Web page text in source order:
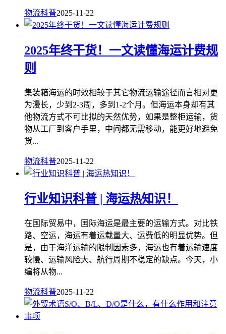
物流科普2025-11-22
2025年终干货！一文读懂海运计费规
则
集装箱海运的时效相较于其它物流运输途径而言相对更
为漫长，少到2-3周，多到1-2个月。但海运本身却有其
他物流方式不可比拟的天然优势，如果是整柜运输，货
物从工厂到客户手里，中间都无需移动，能更好地避免
货...
物流科普2025-11-22
行业知识科普 | 海运热知识！
在国际贸易中，国际海运是最主要的运输方式。对比铁
路、空运，海运有着运载量大、运费低的明显优势。但
是，由于海洋运输的限制因素多，海运也有着运输速度
较慢、运输风险大、航行周期不稳定的缺点。今天，小
编将从物...
物流科普2025-11-22